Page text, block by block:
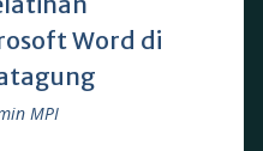
Word di
MPI